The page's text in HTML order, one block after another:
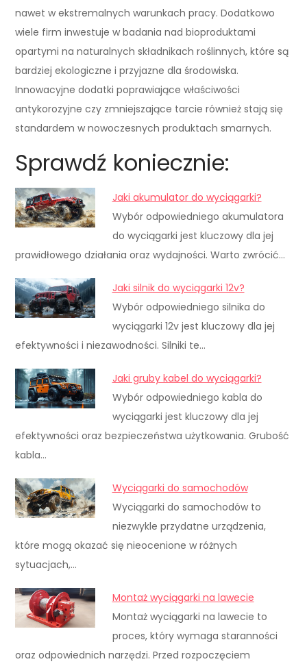
nawet w ekstremalnych warunkach pracy. Dodatkowo
wiele firm inwestuje w badania nad bioproduktami
opartymi na naturalnych składnikach roślinnych, które są
bardziej ekologiczne i przyjazne dla środowiska.
Innowacyjne dodatki poprawiające właściwości
antykorozyjne czy zmniejszające tarcie również stają się
standardem w nowoczesnych produktach smarnych.
Sprawdź koniecznie:
Jaki akumulator do wyciągarki?
Wybór odpowiedniego akumulatora
do wyciągarki jest kluczowy dla jej
prawidłowego działania oraz wydajności. Warto zwrócić…
Jaki silnik do wyciągarki 12v?
Wybór odpowiedniego silnika do
wyciągarki 12v jest kluczowy dla jej
efektywności i niezawodności. Silniki te…
Jaki gruby kabel do wyciągarki?
Wybór odpowiedniego kabla do
wyciągarki jest kluczowy dla jej
efektywności oraz bezpieczeństwa użytkowania. Grubość
kabla…
Wyciągarki do samochodów
Wyciągarki do samochodów to
niezwykle przydatne urządzenia,
które mogą okazać się nieocenione w różnych
sytuacjach,…
Montaż wyciągarki na lawecie
Montaż wyciągarki na lawecie to
proces, który wymaga staranności
oraz odpowiednich narzędzi. Przed rozpoczęciem